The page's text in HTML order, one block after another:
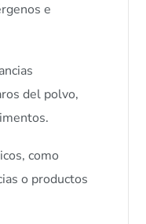
e
del polvo,
como
o productos